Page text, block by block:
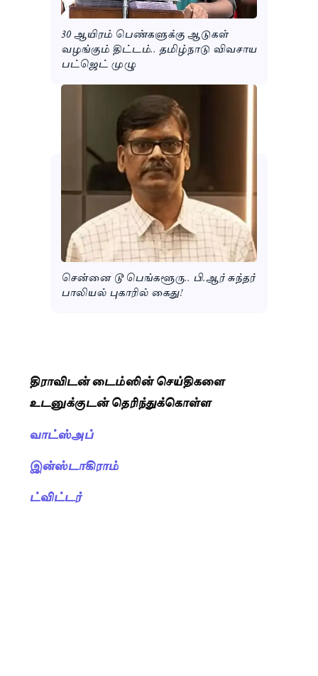
30 ஆயிரம் பெண்களுக்கு ஆடுகள்
வழங்கும் திட்டம்.. தமிழ்நாடு விவசாய
பட்ஜெட் முழு
சென்னை டூ பெங்களூரு.. பி.ஆர் சுந்தர்
பாலியல் புகாரில் கைது!
திராவிடன் டைம்ஸின் செய்திகளை
உடனுக்குடன் தெரிந்துக்கொள்ள
வாட்ஸ்அப்
இன்ஸ்டாகிராம்
ட்விட்டர்